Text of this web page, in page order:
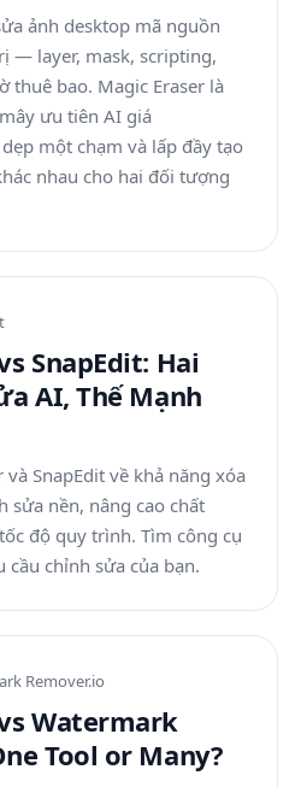
ảnh desktop mã nguồn
— layer, mask, scripting,
thuê bao. Magic Eraser là
ưu tiên AI giá
một chạm và lấp đầy tạo
nhau cho hai đối tượng
SnapEdit: Hai
AI, Thế Mạnh
và SnapEdit về khả năng xóa
sửa nền, nâng cao chất
độ quy trình. Tìm công cụ
chỉnh sửa của bạn.
Remover.io
Watermark
Tool or Many?